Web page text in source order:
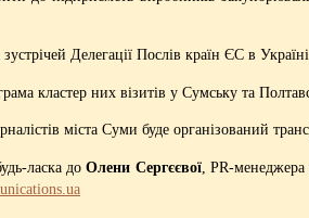
Делегації Послів країн ЄС в
кластер них візитів у Сумську та
міста Суми буде організований
ласка доОлени Сергєєвої, PR-менеджера